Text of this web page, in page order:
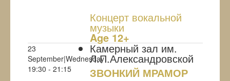
Концерт вокальной
музыки
Age 12+
23
September|Wednesday
19:30 - 21:15
Камерный зал им.
Л.П.Александровской
ЗВОНКИЙ МРАМОР